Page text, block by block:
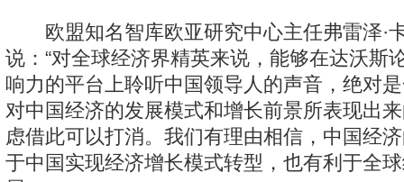
欧盟知名智库欧亚研究中心主任弗雷泽·
说：“对全球经济界精英来说，能够在达沃斯
响力的平台上聆听中国领导人的声音，绝对
对中国经济的发展模式和增长前景所表现出
虑借此可以打消。我们有理由相信，中国经
于中国实现经济增长模式转型，也有利于全